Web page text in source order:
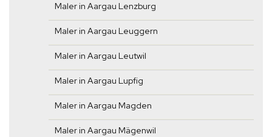
Maler in Aargau Lenzburg
Maler in Aargau Leuggern
Maler in Aargau Leutwil
Maler in Aargau Lupfig
Maler in Aargau Magden
Maler in Aargau Mägenwil